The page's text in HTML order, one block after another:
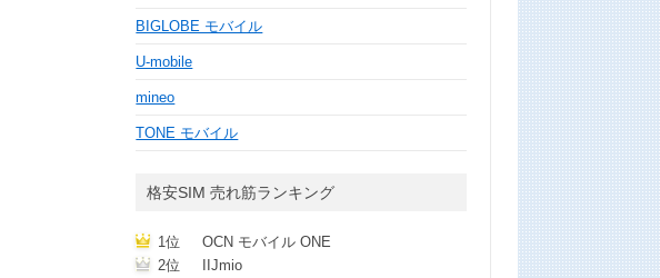
BIGLOBE モバイル
U-mobile
mineo
TONE モバイル
格安SIM 売れ筋ランキング
1位
OCN モバイル ONE
2位
IIJmio